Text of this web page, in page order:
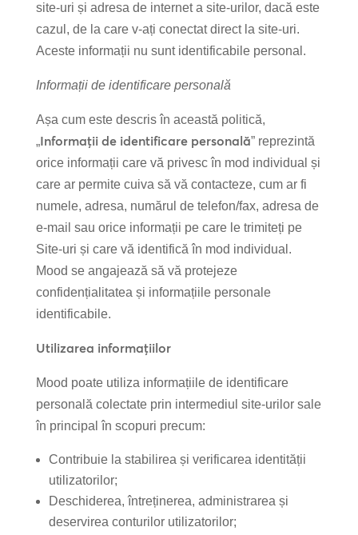
site-uri și adresa de internet a site-urilor, dacă este
cazul, de la care v-ați conectat direct la site-uri.
Aceste informații nu sunt identificabile personal.
Informații de identificare personală
Așa cum este descris în această politică,
„Informații de identificare personală” reprezintă
orice informații care vă privesc în mod individual și
care ar permite cuiva să vă contacteze, cum ar fi
numele, adresa, numărul de telefon/fax, adresa de
e-mail sau orice informații pe care le trimiteți pe
Site-uri și care vă identifică în mod individual.
Mood se angajează să vă protejeze
confidențialitatea și informațiile personale
identificabile.
Utilizarea informațiilor
Mood poate utiliza informațiile de identificare
personală colectate prin intermediul site-urilor sale
în principal în scopuri precum:
Contribuie la stabilirea și verificarea identității
utilizatorilor;
Deschiderea, întreținerea, administrarea și
deservirea conturilor utilizatorilor;